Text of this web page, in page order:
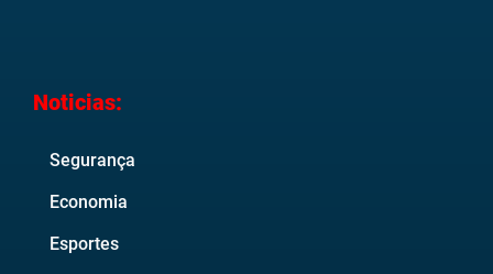
Noticias:
Segurança
Economia
Esportes